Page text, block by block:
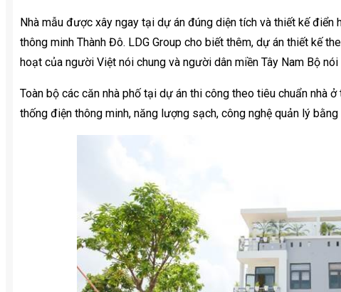
Nhà mẫu được xây ngay tại dự án đúng diện tích và thiết kế điển
thông minh Thành Đô. LDG Group cho biết thêm, dự án thiết kế
hoạt của người Việt nói chung và người dân miền Tây Nam Bộ nói
Toàn bộ các căn nhà phố tại dự án thi công theo tiêu chuẩn nhà
thống điện thông minh, năng lượng sạch, công nghệ quản lý